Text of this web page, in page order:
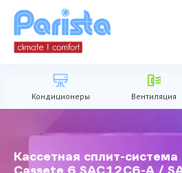
Кондиционеры Вентиляция
Кассетная сплит-